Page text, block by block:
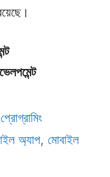
প্রোগ্রামিং
অ্যাপ, মোবাইল